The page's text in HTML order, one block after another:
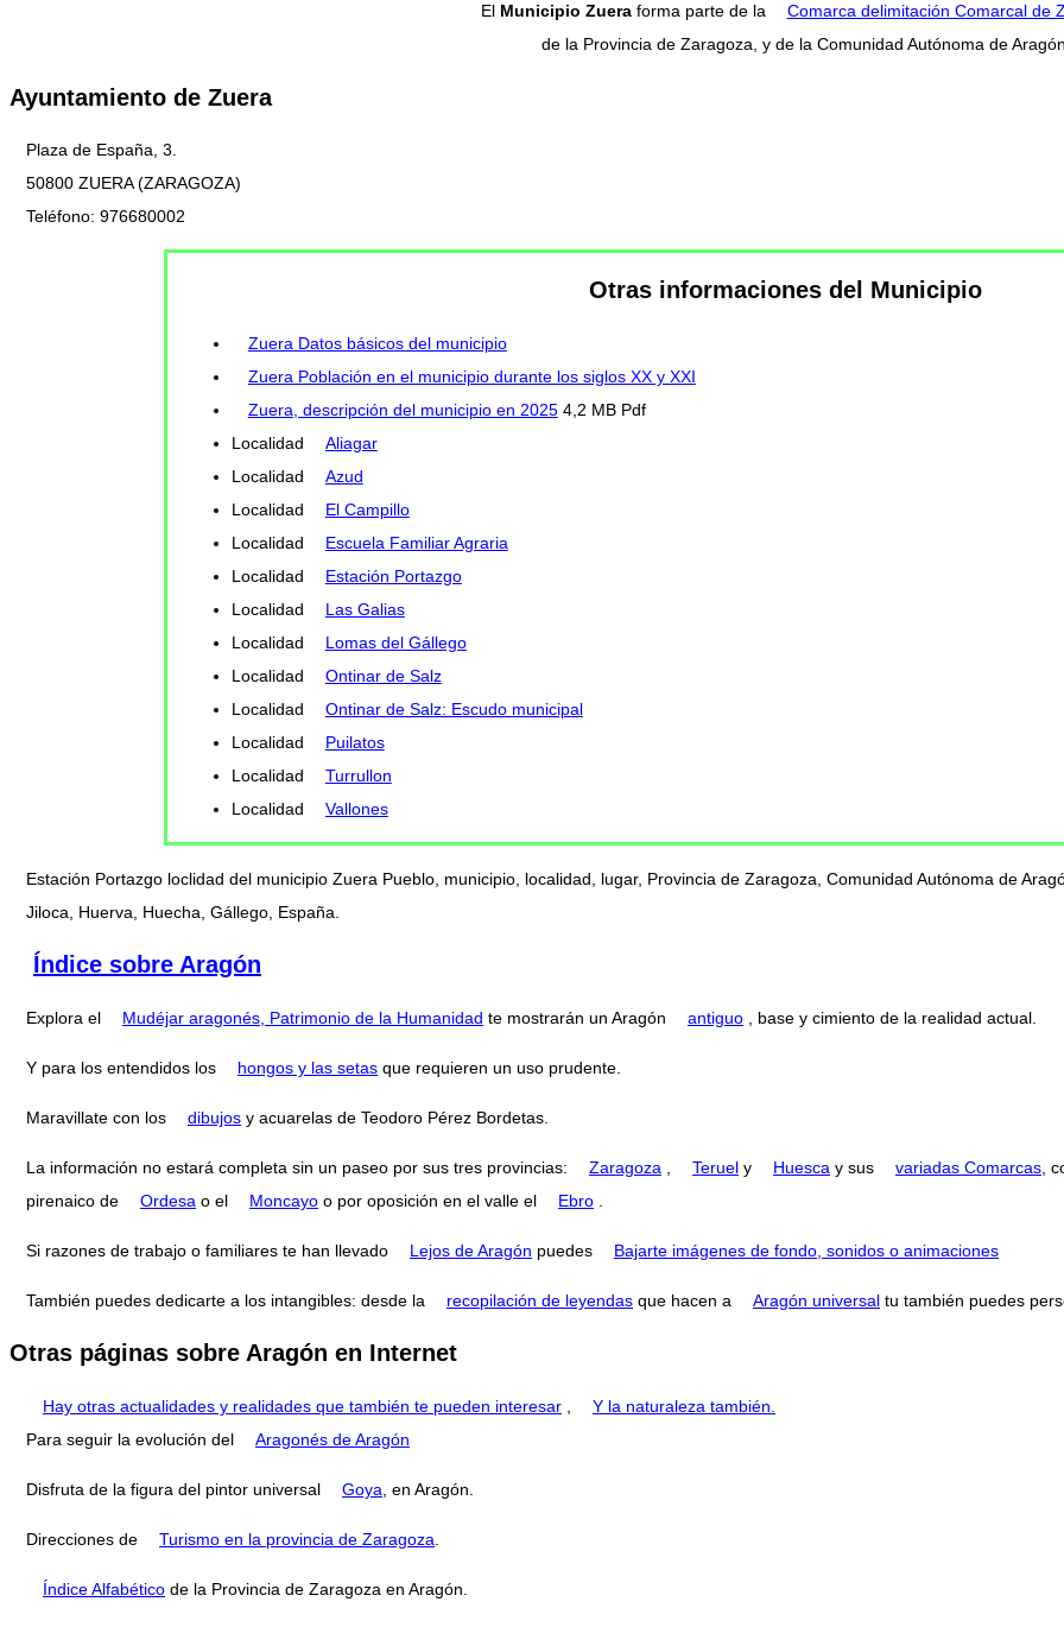
El Municipio Zueraforma parte de la
Comarca delimitación Comarcal de
de la Provincia de Zaragoza, y de la Comunidad Autónoma de
Ayuntamiento de Zuera
Plaza de España, 3.
50800 ZUERA (ZARAGOZA)
Teléfono: 976680002
Otras informaciones del Municipio
Zuera Datos básicos del municipio
Zuera Población en el municipio durante los siglos XX y XXI
Zuera, descripción del municipio en 20254,2 MB Pdf
Localidad
Aliagar
Localidad
Azud
Localidad
El Campillo
Localidad
Escuela Familiar Agraria
Localidad
Estación Portazgo
Localidad
Las Galias
Localidad
Lomas del Gállego
Localidad
Ontinar de Salz
Localidad
Ontinar de Salz: Escudo municipal
Localidad
Puilatos
Localidad
Turrullon
Localidad
Vallones
Estación Portazgo loclidad del municipio Zuera Pueblo, municipio, localidad, lugar, Provincia de Zaragoza, Comunidad Autónoma de
Jiloca, Huerva, Huecha, Gállego, España.
Índice sobre Aragón
Explora el Mudéjar aragonés, Patrimonio de la Humanidad te mostrarán un Aragón antiguo , base y cimiento de la realidad actual.
Y para los entendidos los hongos y las setas que requieren un uso prudente.
Maravillate con los dibujos y acuarelas de Teodoro Pérez Bordetas.
La información no estará completa sin un paseo por sus tres provincias: Zaragoza Teruel y Huesca y sus variadas Comarcas ,
pirenaico de
Ordesa o el Moncayo o por oposición en el valle el Ebro
Si razones de trabajo o familiares te han llevado Lejos de Aragón puedes Bajarte imágenes de fondo, sonidos o animaciones
También puedes dedicarte a los intangibles: desde la recopilación de leyendas que hacen a Aragón universal tu también puedes
Otras páginas sobre Aragón en Internet
Hay otras actualidades y realidades que también te pueden interesar
Y la naturaleza también.
Para seguir la evolución del
Aragonés de Aragón
Disfruta de la figura del pintor universal Goya , en Aragón.
Direcciones de Turismo en la provincia de Zaragoza
Índice Alfabético de la Provincia de Zaragoza en Aragón.